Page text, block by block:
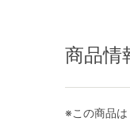
商品情
※この商品は